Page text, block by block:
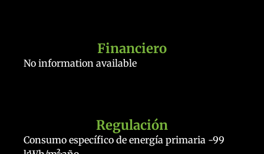
Financiero
No information available
Regulación
Consumo específico de energía primaria -99